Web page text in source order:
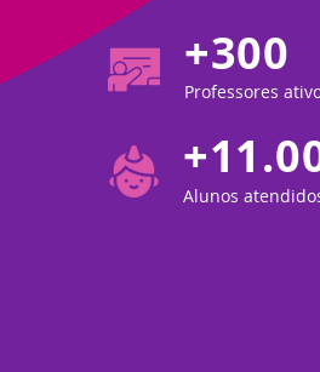
+300
Professores
Alunos